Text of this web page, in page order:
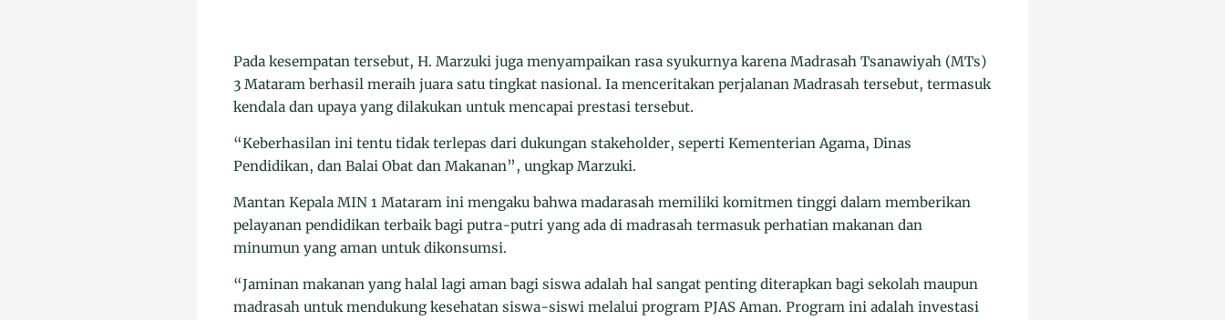
Pada kesempatan tersebut, H. Marzuki juga menyampaikan rasa syukurnya karena Madrasah Tsanawiyah (MTs)
3 Mataram berhasil meraih juara satu tingkat nasional. Ia menceritakan perjalanan Madrasah tersebut, termasuk
kendala dan upaya yang dilakukan untuk mencapai prestasi tersebut.
“Keberhasilan ini tentu tidak terlepas dari dukungan stakeholder, seperti Kementerian Agama, Dinas
Pendidikan, dan Balai Obat dan Makanan”, ungkap Marzuki.
Mantan Kepala MIN 1 Mataram ini mengaku bahwa madarasah memiliki komitmen tinggi dalam memberikan
pelayanan pendidikan terbaik bagi putra-putri yang ada di madrasah termasuk perhatian makanan dan
minumun yang aman untuk dikonsumsi.
“Jaminan makanan yang halal lagi aman bagi siswa adalah hal sangat penting diterapkan bagi sekolah maupun
madrasah untuk mendukung kesehatan siswa-siswi melalui program PJAS Aman. Program ini adalah investasi